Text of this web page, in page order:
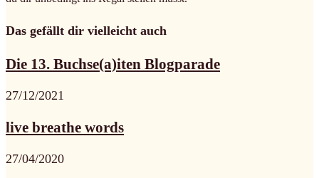
Das gefällt dir vielleicht auch
Die 13. Buchse(a)iten Blogparade
27/12/2021
live breathe words
27/04/2020